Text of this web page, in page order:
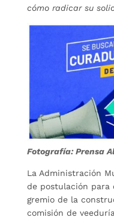
cómo radicar su
Fotografía: Prensa
La Administración
de postulación para
gremio de la
comisión de